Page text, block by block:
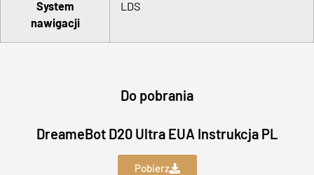
System
nawigacji
LDS
Do pobrania
DreameBot D20 Ultra EUA Instrukcja PL
Pobierz